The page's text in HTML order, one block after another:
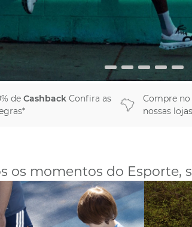
de CashbackConfira as
Compre no
nossas
os momentos do Esporte,